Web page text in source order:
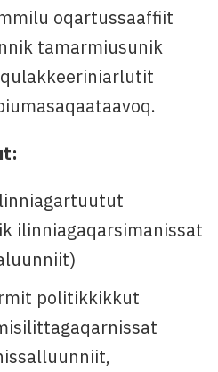
oqartussaaffiit
tamarmiusunik
ilinniagaqarsimanissat
politikkikkut